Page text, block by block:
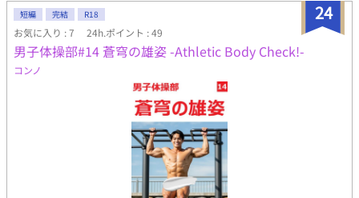
介で広の治療院を訪れる。大切な人を守れる強さが欲しいという
きっかけで高校生のころから格闘技とトレーニングを開始する。
20代の頃は総合格闘技で活躍していたボディメイクが楽しくなり
25歳で格闘技は引退した。身長は195cm体重はオフの時に110kg
大会時は95kg前後。MBTIはESTP。目の前の相手を大事にしたい
気持ちが強い。性欲が強く、オフの時でも1日1回は抜きたい。オ
フの時は無限で性欲お化け。40になっても衰えずそれをきっかけ
に振られることが毎回。治療を受けていくうちに広に興奮してい
ることに気づく。男相手は初めてで困惑するが下半身が反応する
ことをきっかけに初めての男相手を広に選び迫っていく。
24
短編 完結 R18
お気に入り : 7 24h.ポイント : 49
男子体操部#14 蒼穹の雄姿 -Athletic Body Check!-
コンノ